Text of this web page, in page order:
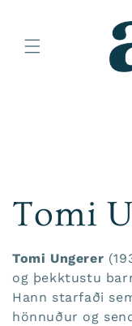
:
Tomi
Tomi Ungerer
og þekktustu
Hann starfaði
hönnuður og